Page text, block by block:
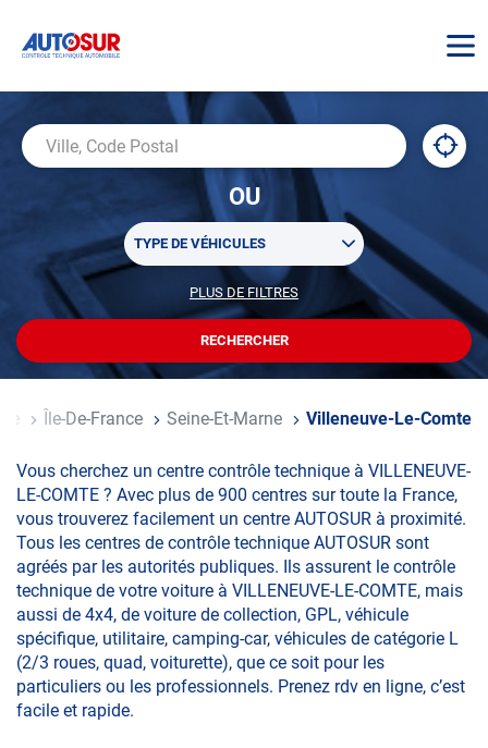
Code
Postal
À
,
OU
Sélectionner
un
plusieurs
recherche
TYPE DE VÉHICULES
PLUS DE FILTRES
POUR
PERSONNALISER
VOTRE
RECHERCHE
RECHERCHER
UN
CENTRE
AUTOSUR
Île-De-France Seine-Et-Marne Villeneuve-Le-Comte
Vous cherchez un centre contrôle technique à VILLENEUVE-
LE-COMTE ? Avec plus de 900 centres sur toute la France,
vous trouverez facilement un centre AUTOSUR à proximité.
Tous les centres de contrôle technique AUTOSUR sont
agréés par les autorités publiques. Ils assurent le contrôle
technique de votre voiture à VILLENEUVE-LE-COMTE, mais
aussi de 4x4, de voiture de collection, GPL, véhicule
spécifique, utilitaire, camping-car, véhicules de catégorie L
(2/3 roues, quad, voiturette), que ce soit pour les
particuliers ou les professionnels. Prenez rdv en ligne, c’est
facile et rapide.